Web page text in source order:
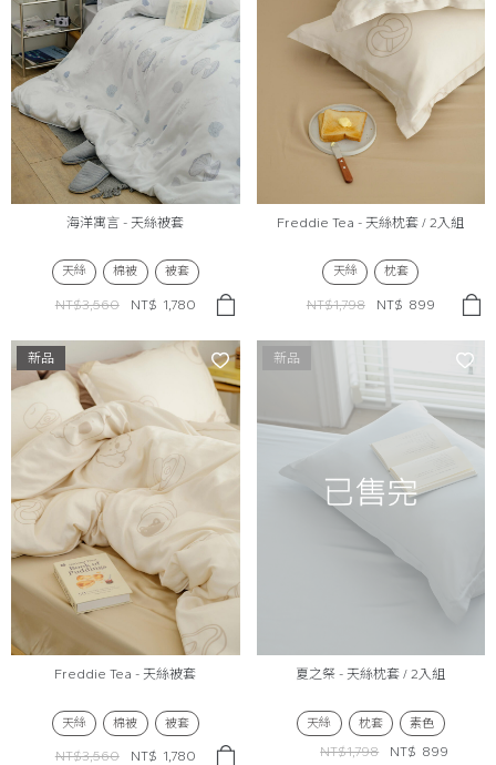
海洋寓言 - 天絲被套
天絲 棉被 被套
NT$3,560 NT$ 1,780
Freddie Tea - 天絲枕套 / 2入組
天絲 枕套
NT$1,798 NT$ 899
新品
Freddie Tea - 天絲被套
天絲 棉被 被套
NT$3,560 NT$ 1,780
新品
夏之祭 - 天絲枕套 / 2入組
天絲 枕套 素色
NT$1,798 NT$ 899